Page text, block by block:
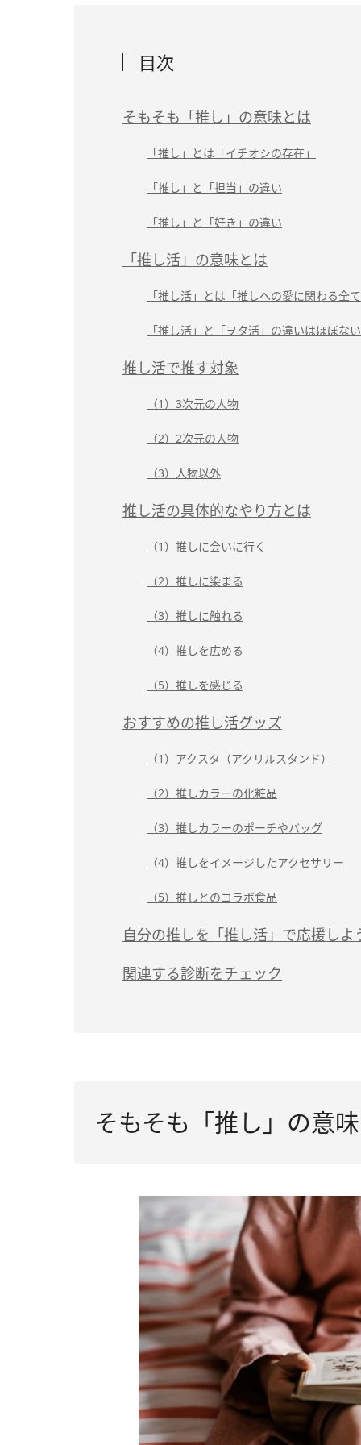
目次
そもそも「推し」の意味とは
「推し」とは「イチオシの存在」
「推し」と「担当」の違い
「推し」と「好き」の違い
「推し活」の意味とは
「推し活」とは「推しへの愛に関わる全
「推し活」と「ヲタ活」の違いはほぼない
推し活で推す対象
（1）3次元の人物
（2）2次元の人物
（3）人物以外
推し活の具体的なやり方とは
（1）推しに会いに行く
（2）推しに染まる
（3）推しに触れる
（4）推しを広める
（5）推しを感じる
おすすめの推し活グッズ
（1）アクスタ（アクリルスタンド）
（2）推しカラーの化粧品
（3）推しカラーのポーチやバッグ
（4）推しをイメージしたアクセサリー
（5）推しとのコラボ食品
自分の推しを「推し活」で応援しよ
関連する診断をチェック
そもそも「推し」の意